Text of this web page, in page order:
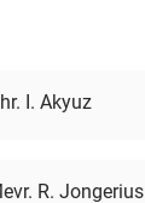
I. Akyuz
R. Jongerius